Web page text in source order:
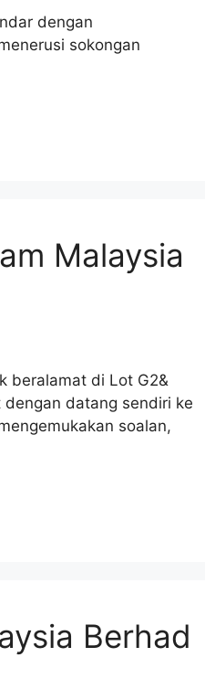
dengan
sokongan
Malaysia
beralamat di Lot G2&
dengan datang sendiri ke
soalan,
Berhad